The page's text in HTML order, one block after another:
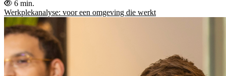
6 min.
Werkplekanalyse: voor een omgeving die werkt